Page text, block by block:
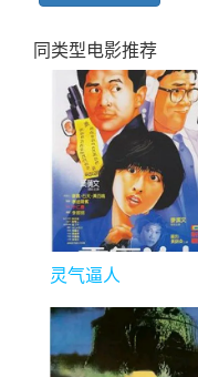
同类型电影推荐
灵气逼人